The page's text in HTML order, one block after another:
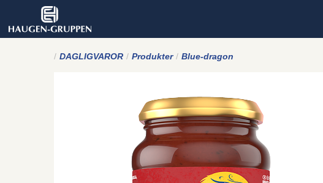
DAGLIGVAROR Produkter Blue-dragon